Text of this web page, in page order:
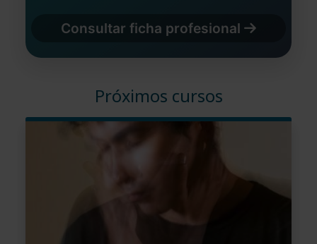
Consultar ficha profesional
Próximos cursos